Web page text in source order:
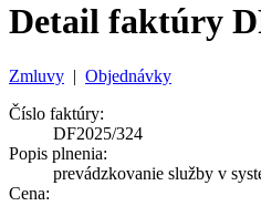
Detail faktúry
Zmluvy | Objednávky
Číslo faktúry:
DF2025/324
Popis plnenia:
prevádzkovanie služby v
Cena: